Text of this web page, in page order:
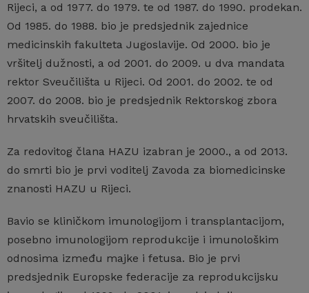
Rijeci, a od 1977. do 1979. te od 1987. do 1990. prodekan.
Od 1985. do 1988. bio je predsjednik zajednice
medicinskih fakulteta Jugoslavije. Od 2000. bio je
vršitelj dužnosti, a od 2001. do 2009. u dva mandata
rektor Sveučilišta u Rijeci. Od 2001. do 2002. te od
2007. do 2008. bio je predsjednik Rektorskog zbora
hrvatskih sveučilišta.
Za redovitog člana HAZU izabran je 2000., a od 2013.
do smrti bio je prvi voditelj Zavoda za biomedicinske
znanosti HAZU u Rijeci.
Bavio se kliničkom imunologijom i transplantacijom,
posebno imunologijom reprodukcije i imunološkim
odnosima između majke i fetusa. Bio je prvi
predsjednik Europske federacije za reprodukcijsku